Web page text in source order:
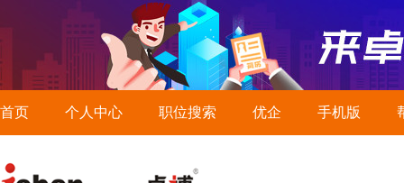
首页 个人中心 职位搜索 优企 手机版